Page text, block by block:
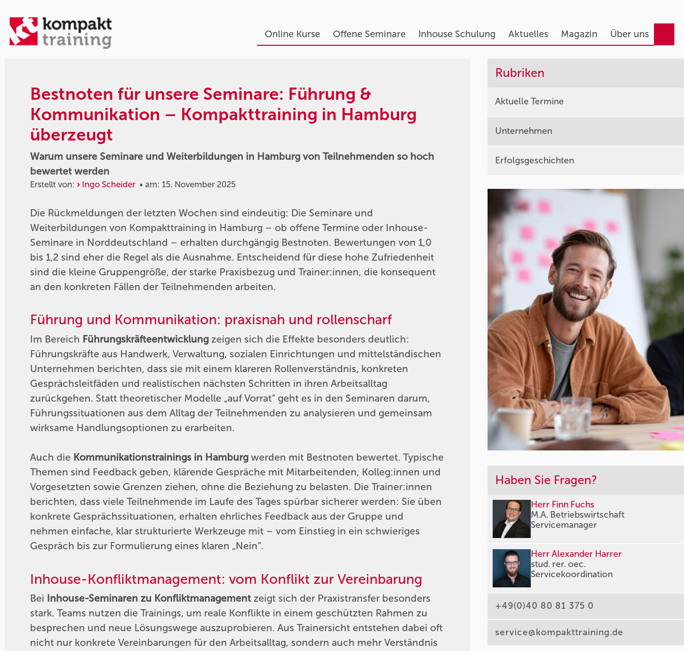
Online Kurse Offene Seminare Inhouse Schulung Aktuelles Magazin Über uns
Bestnoten für unsere Seminare: Führung &
Kommunikation – Kompakttraining in Hamburg
überzeugt
Warum unsere Seminare und Weiterbildungen in Hamburg von Teilnehmenden so hoch
bewertet werden
Erstellt von: Ingo Scheider • am: 15. November 2025
Die Rückmeldungen der letzten Wochen sind eindeutig: Die Seminare und
Weiterbildungen von Kompakttraining in Hamburg – ob offene Termine oder Inhouse-
Seminare in Norddeutschland – erhalten durchgängig Bestnoten. Bewertungen von 1,0
bis 1,2 sind eher die Regel als die Ausnahme. Entscheidend für diese hohe Zufriedenheit
sind die kleine Gruppengröße, der starke Praxisbezug und Trainer:innen, die konsequent
an den konkreten Fällen der Teilnehmenden arbeiten.
Führung und Kommunikation: praxisnah und rollenscharf
Im Bereich Führungskräfteentwicklung zeigen sich die Effekte besonders deutlich:
Führungskräfte aus Handwerk, Verwaltung, sozialen Einrichtungen und mittelständischen
Unternehmen berichten, dass sie mit einem klareren Rollenverständnis, konkreten
Gesprächsleitfäden und realistischen nächsten Schritten in ihren Arbeitsalltag
zurückgehen. Statt theoretischer Modelle „auf Vorrat“ geht es in den Seminaren darum,
Führungssituationen aus dem Alltag der Teilnehmenden zu analysieren und gemeinsam
wirksame Handlungsoptionen zu erarbeiten.
Auch die Kommunikationstrainings in Hamburg werden mit Bestnoten bewertet. Typische
Themen sind Feedback geben, klärende Gespräche mit Mitarbeitenden, Kolleg:innen und
Vorgesetzten sowie Grenzen ziehen, ohne die Beziehung zu belasten. Die Trainer:innen
berichten, dass viele Teilnehmende im Laufe des Tages spürbar sicherer werden: Sie üben
konkrete Gesprächssituationen, erhalten ehrliches Feedback aus der Gruppe und
nehmen einfache, klar strukturierte Werkzeuge mit – vom Einstieg in ein schwieriges
Gespräch bis zur Formulierung eines klaren „Nein“.
Inhouse-Konfliktmanagement: vom Konflikt zur Vereinbarung
Bei Inhouse-Seminaren zu Konfliktmanagement zeigt sich der Praxistransfer besonders
stark. Teams nutzen die Trainings, um reale Konflikte in einem geschützten Rahmen zu
besprechen und neue Lösungswege auszuprobieren. Aus Trainersicht entstehen dabei oft
nicht nur konkrete Vereinbarungen für den Arbeitsalltag, sondern auch mehr Verständnis
Rubriken
Aktuelle Termine
Unternehmen
Erfolgsgeschichten
Haben Sie Fragen?
Herr Finn Fuchs
M.A. Betriebswirtschaft
Servicemanager
Herr Alexander Harrer
stud. rer. oec.
Servicekoordination
+49(0)40 80 81 375 0
service@kompakttraining.de